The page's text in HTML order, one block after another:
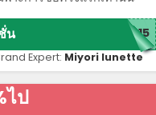
น P15
Expert: Miyori lunette
ไป